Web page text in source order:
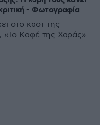
- Φωτογραφία
στο καστ της
«Το Καφέ της Χαράς»